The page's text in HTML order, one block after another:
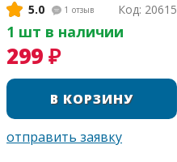
5.0 1 отзыв Код: 20615
1 шт в наличии
299 ₽